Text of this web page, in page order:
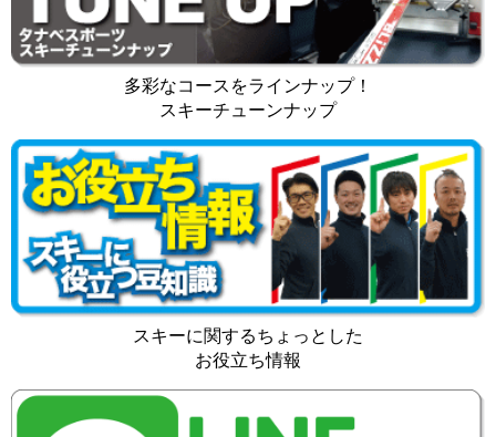
多彩なコースをラインナップ！
スキーチューンナップ
スキーに関するちょっとした
お役立ち情報